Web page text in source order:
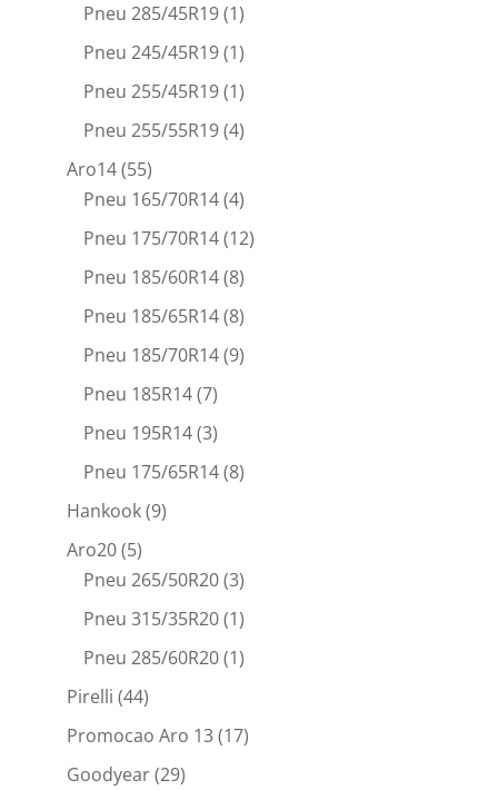
Pneu 285/45R19(1)
Pneu 245/45R19(1)
Pneu 255/45R19(1)
Pneu 255/55R19(4)
Aro14(55)
Pneu 165/70R14(4)
Pneu 175/70R14(12)
Pneu 185/60R14(8)
Pneu 185/65R14(8)
Pneu 185/70R14(9)
Pneu 185R14(7)
Pneu 195R14(3)
Pneu 175/65R14(8)
Hankook(9)
Aro20(5)
Pneu 265/50R20(3)
Pneu 315/35R20(1)
Pneu 285/60R20(1)
Pirelli (44)
Promocao Aro 13(17)
Goodyear(29)